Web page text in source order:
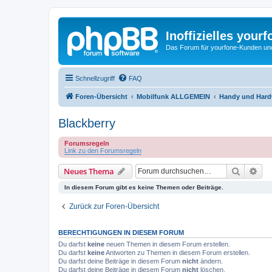
Inoffizielles
Das Forum für yourfone-Kunden
Schnellzugriff FAQ
Foren-Übersicht Mobilfunk ALLGEMEIN Handy und
Blackberry
Forumsregeln
Link zu den Forumsregeln
Neues Thema Suche
In diesem Forum gibt es keine Themen oder Beiträge.
Zurück zur Foren-Übersicht
BERECHTIGUNGEN IN DIESEM FORUM
Du darfst keine neuen Themen in diesem Forum erstellen.
Du darfst keineAntworten zu Themen in diesem Forum erstellen.
Du darfst deine Beiträge in diesem Forum nicht ändern.
Du darfst deine Beiträge in diesem Forum nicht löschen.